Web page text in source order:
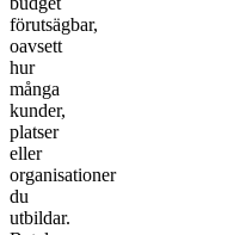
förutsägbar,
oavsett
hur
många
kunder,
platser
eller
organisationer
du
utbildar.